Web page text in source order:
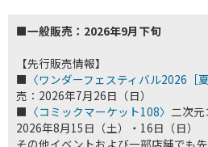
■一般販売：2026年9月下旬
【先行販売情報】
■ 〈ワンダーフェスティバル2026［夏
売：2026年7月26日（日）
■ 〈コミックマーケット108〉 二次元
2026年8月15日（土）・16日（日）
その他イベントおよび一部店舗でも